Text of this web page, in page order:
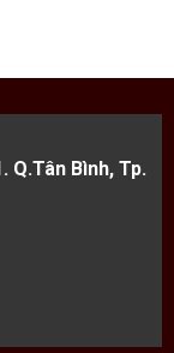
Q.Tân Bình, Tp.